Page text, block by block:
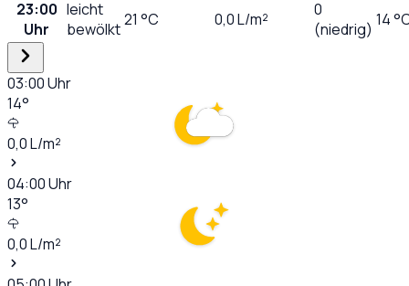
23:00
Uhr
leicht
bewölkt21 °C 0,0L/m²
0
(niedrig) 14
03:00Uhr
14°
0,0L/m²
04:00Uhr
13°
0,0L/m²